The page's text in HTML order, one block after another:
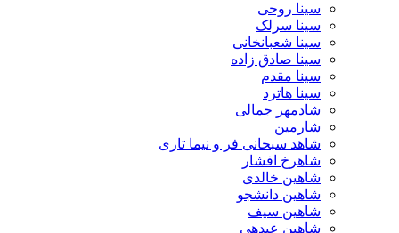
سینا روحی
سینا سرلک
سینا شعبانخانی
سینا صادق زاده
سینا مقدم
سینا هاترد
شادمهر جمالی
شارمین
شاهد سبحانی فر و نیما تاری
شاهرخ افشار
شاهین خالدی
شاهین دانشجو
شاهین سیف
شاهین عبدهی